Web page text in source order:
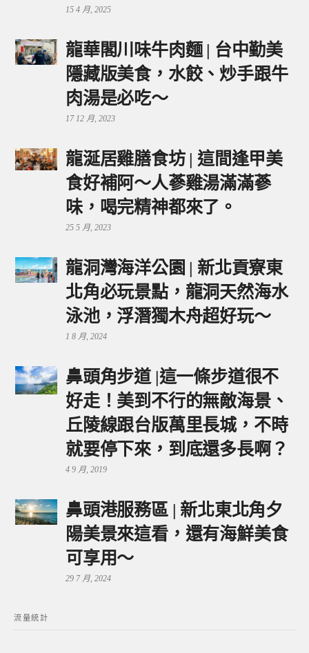
15 4 月, 2025
龍華閣川味牛肉麵 | 台中勤美
隱藏版美食，水餃、炒手跟牛
肉湯是必吃～
17 12 月, 2023
龍涎居雞膳食坊 | 這間逢甲美
食好補阿～人蔘雞湯滿滿蔘
味，喝完精神都來了。
25 5 月, 2023
龍洞灣海洋公園 | 新北貢寮東
北角必玩景點，龍洞天然海水
泳池，浮潛獨木舟超好玩～
1 8 月, 2024
鼻頭角步道 |這一條步道很不
好走！美到不行的無敵海景、
丘陵線跟台版萬里長城，不時
就要停下來，到底還多長啊？
4 9 月, 2019
鼻頭港服務區 | 新北東北角夕
陽美景來這看，還有海鮮美食
可享用～
29 7 月, 2024
流量統計